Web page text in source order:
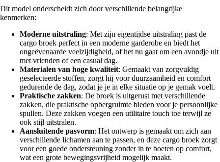
Dit model onderscheidt zich door verschillende belangrijke
kenmerken:
Moderne uitstraling: Met zijn eigentijdse uitstraling past de
cargo broek perfect in een moderne garderobe en biedt het
ongeëvenaarde veelzijdigheid, of het nu gaat om een avondje uit
met vrienden of een casual dag.
Materialen van hoge kwaliteit: Gemaakt van zorgvuldig
geselecteerde stoffen, zorgt hij voor duurzaamheid en comfort
gedurende de dag, zodat je je in elke situatie op je gemak voelt.
Praktische zakken: De broek is uitgerust met verschillende
zakken, die praktische opbergruimte bieden voor je persoonlijke
spullen. Deze zakken voegen een utilitaire touch toe terwijl ze
ook stijl uitstralen.
Aansluitende pasvorm: Het ontwerp is gemaakt om zich aan
verschillende lichamen aan te passen, en deze cargo broek zorgt
voor een goede ondersteuning zonder in te boeten op comfort,
wat een grote bewegingsvrijheid mogelijk maakt.